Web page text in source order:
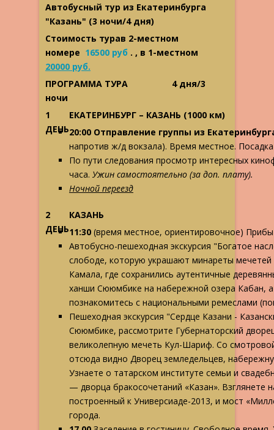
Автобусный тур из Екатеринбурга
"Казань" (3 ночи/4 дня)
Стоимость турав 2-местном
номере 16500 руб . , в 1-местном
20000 руб.
ПРОГРАММА ТУРА 4 дня/3
ночи
1
ДЕНЬ
ЕКАТЕРИНБУРГ – КАЗАНЬ (1000 км)
20:00 Отправление группы из
напротив ж/д вокзала). Время местное.
По пути следования просмотр интересных
часа. Ужин самостоятельно (за доп. плату).
Ночной переезд
2
ДЕНЬ
КАЗАНЬ
11:30 (время местное, ориентировочное)
Автобусно-пешеходная экскурсия "Богатое
слободе, которую украшают минареты
Камала, где сохранились аутентичные
ханши Сююмбике на набережной озера Кабан, а
познакомитесь с национальными ремеслами
Пешеходная экскурсия "Сердце Казани -
Сююмбике, рассмотрите Губернаторский
великолепную мечеть Кул-Шариф. Со
отсюда видно Дворец земледельцев,
Узнаете о татарском институте семьи и
— дворца бракосочетаний «Казан». Взглянете
построенный к Универсиаде-2013, и мост
города.